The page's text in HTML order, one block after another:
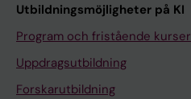
Utbildningsmöjligheter på KI
Program och fristående kurser
Uppdragsutbildning
Forskarutbildning